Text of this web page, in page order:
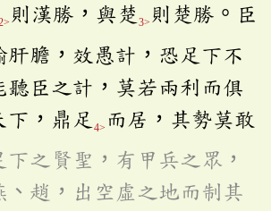
則漢勝，與楚 3> 則楚勝。臣
肝膽，效愚計，恐足下不
聽臣之計，莫若兩利而俱
，鼎足 4> 而居，其勢莫敢
下之賢聖，有甲兵之眾，
、趙，出空虛之地而制其